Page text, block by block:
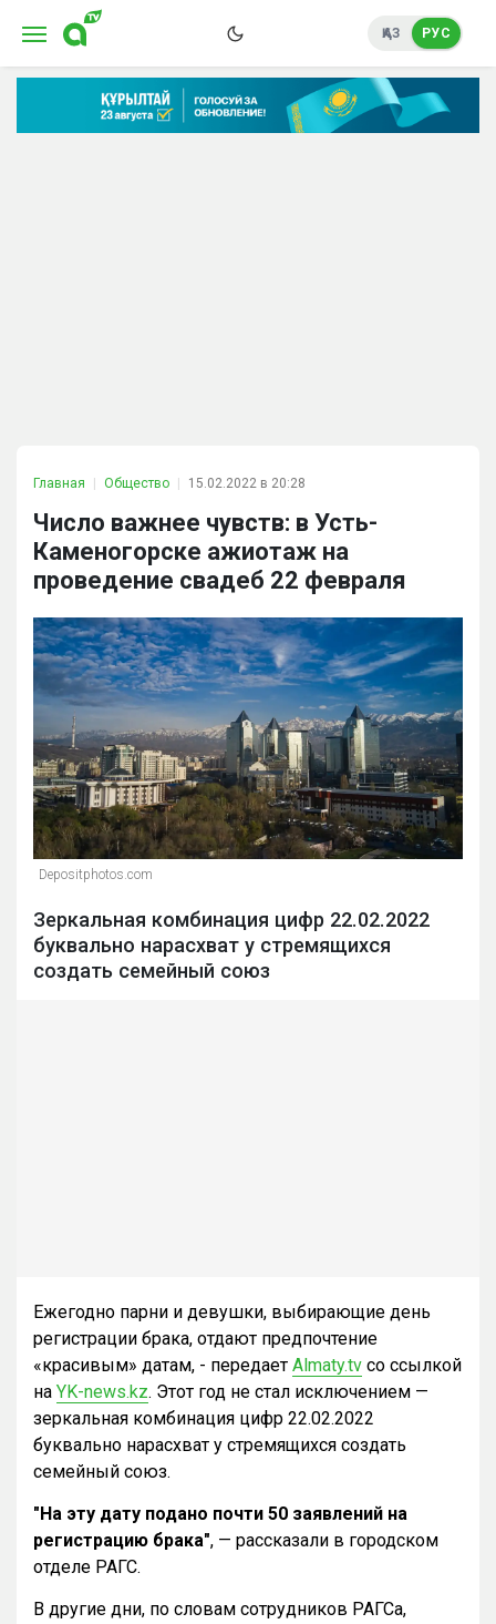
ҚАЗ РУС
Главная Общество 15.02.2022 в 20:28
Число важнее чувств: в Усть-
Каменогорске ажиотаж на
проведение свадеб 22 февраля
Depositphotos.com
Зеркальная комбинация цифр 22.02.2022
буквально нарасхват у стремящихся
создать семейный союз
Ежегодно парни и девушки, выбирающие день
регистрации брака, отдают предпочтение
«красивым» датам, - передает Almaty.tv со ссылкой
на YK-news.kz. Этот год не стал исключением —
зеркальная комбинация цифр 22.02.2022
буквально нарасхват у стремящихся создать
семейный союз.
"На эту дату подано почти 50 заявлений на
регистрацию брака", — рассказали в городском
отделе РАГС.
В другие дни, по словам сотрудников РАГСа,